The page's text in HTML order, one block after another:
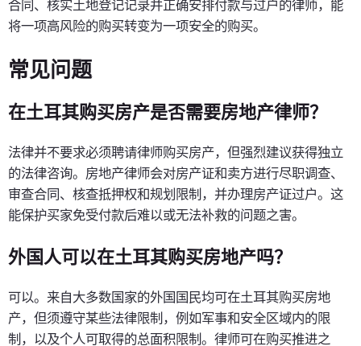
合同、核实土地登记记录并正确安排付款与过户的律师，能
将一项高风险的购买转变为一项安全的购买。
常见问题
在土耳其购买房产是否需要房地产律师？
法律并不要求必须聘请律师购买房产，但强烈建议获得独立
的法律咨询。房地产律师会对房产证和卖方进行尽职调查、
审查合同、核查抵押权和规划限制，并办理房产证过户。这
能保护买家免受付款后难以或无法补救的问题之害。
外国人可以在土耳其购买房地产吗？
可以。来自大多数国家的外国国民均可在土耳其购买房地
产，但须遵守某些法律限制，例如军事和安全区域内的限
制，以及个人可取得的总面积限制。律师可在购买推进之